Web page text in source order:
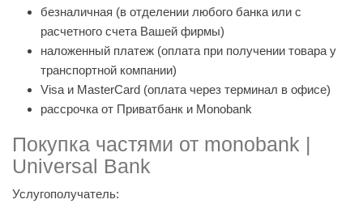
безналичная (в отделении любого банка или с
расчетного счета Вашей фирмы)
наложенный платеж (оплата при получении товара у
транспортной компании)
Visa и MasterCard (оплата через терминал в офисе)
рассрочка от Приватбанк и Monobank
Покупка частями от monobank |
Universal Bank
Услугополучатель: